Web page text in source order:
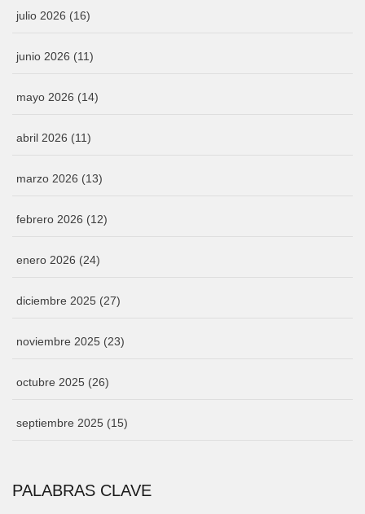
julio 2026 (16)
junio 2026 (11)
mayo 2026 (14)
abril 2026 (11)
marzo 2026 (13)
febrero 2026 (12)
enero 2026 (24)
diciembre 2025 (27)
noviembre 2025 (23)
octubre 2025 (26)
septiembre 2025 (15)
PALABRAS CLAVE